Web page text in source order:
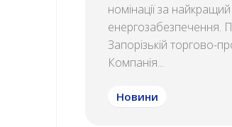
номінації за
енергозабезпечення.
Запорізькій торгово-
Компанія...
Новини